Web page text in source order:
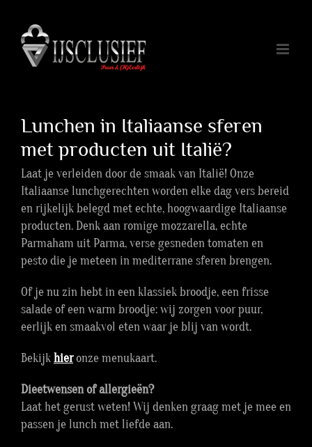
inhoud
Lunchen in Italiaanse sferen
met producten uit Italië?
Laat je verleiden door de smaak van Italië! Onze
Italiaanse lunchgerechten worden elke dag vers bereid
en rijkelijk belegd met echte, hoogwaardige Italiaanse
producten. Denk aan romige mozzarella, echte
Parmaham uit Parma, verse gesneden tomaten en
pesto die je meteen in mediterrane sferen brengen.
Of je nu zin hebt in een klassiek broodje, een frisse
salade of een warm broodje: wij zorgen voor puur,
eerlijk en smaakvol eten waar je blij van wordt.
Bekijkhieronze menukaart.
Dieetwensen of allergieën?
Laat het gerust weten! Wij denken graag met je mee en
passen je lunch met liefde aan.